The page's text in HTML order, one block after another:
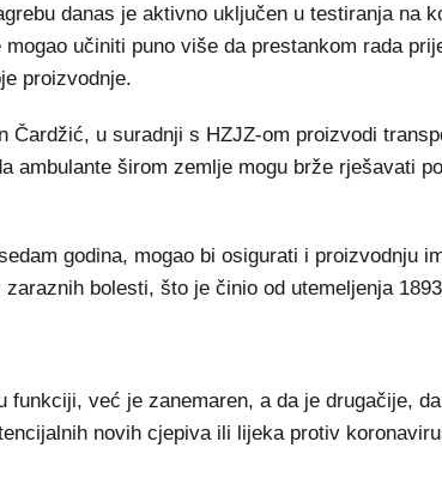
danas je aktivno uključen u testiranja na
učiniti puno više da prestankom rada
proizvodnje.
Čardžić, u suradnji s HZJZ-om proizvodi
ambulante širom zemlje mogu brže rješavati
godina, mogao bi osigurati i proizvodnju
bolesti, što je činio od utemeljenja
funkciji, već je zanemaren, a da je drugačije,
novih cjepiva ili lijeka protiv